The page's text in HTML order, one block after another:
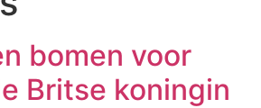
bomen voor
Britse koningin